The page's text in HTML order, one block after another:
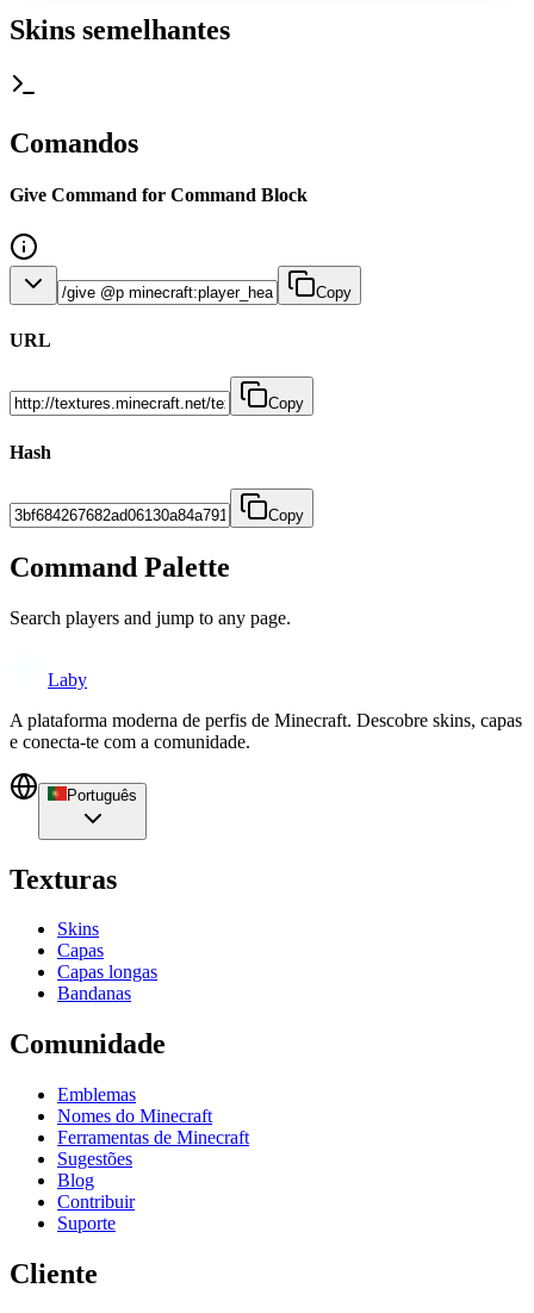
Skins semelhantes
Comandos
Give Command for Command Block
Copy
URL
Copy
Hash
Copy
Command Palette
Search players and jump to any page.
Laby
A plataforma moderna de perfis de Minecraft. Descobre skins, capas
e conecta-te com a comunidade.
Português
Texturas
Skins
Capas
Capas longas
Bandanas
Comunidade
Emblemas
Nomes do Minecraft
Ferramentas de Minecraft
Sugestões
Blog
Contribuir
Suporte
Cliente